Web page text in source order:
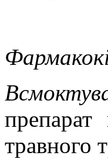
травного